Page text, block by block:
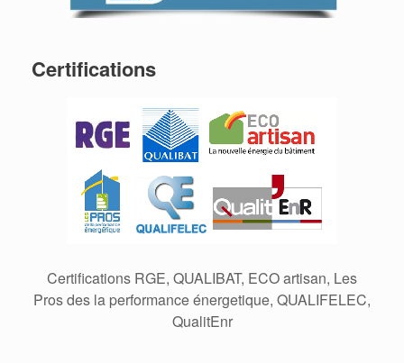
Certifications
Certifications RGE, QUALIBAT, ECO artisan, Les
Pros des la performance énergetique, QUALIFELEC,
QualitEnr